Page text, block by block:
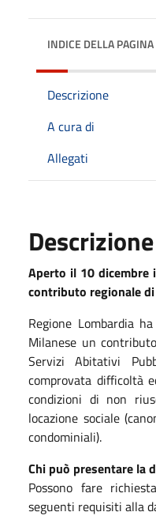
INDICE DELLA PAGINA
Descrizione
A cura di
Allegati
Descrizione
Aperto il 10 dicembre
contributo regionale
Regione Lombardia
Milanese un
Servizi Abitativi
comprovata difficoltà
condizioni di non
locazione sociale
condominiali).
Chi può presentare la
Possono fare
seguenti requisiti alla